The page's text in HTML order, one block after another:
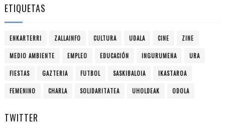
ETIQUETAS
ENKARTERRI ZALLAINFO CULTURA UDALA CINE ZINE
MEDIO AMBIENTE EMPLEO EDUCACIÓN INGURUMENA URA
FIESTAS GAZTERIA FUTBOL SASKIBALOIA IKASTAROA
FEMENINO CHARLA SOLIDARITATEA UHOLDEAK ODOLA
TWITTER